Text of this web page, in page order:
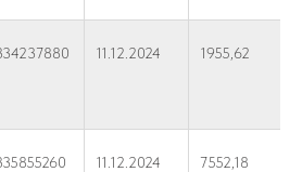
11.12.2024 1955,62
11.12.2024 7552,18